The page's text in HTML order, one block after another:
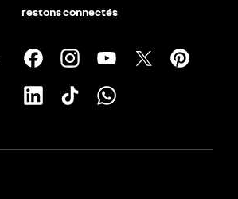
restons connectés